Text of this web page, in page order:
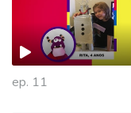
ep. 11